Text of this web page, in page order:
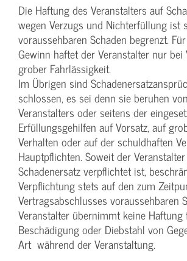
Die Haftung des Veranstalters auf
wegen Verzugs und Nichterfüllung ist
voraussehbaren Schaden begrenzt.
Gewinn haftet der Veranstalter nur bei
grober Fahrlässigkeit.
Im Übrigen sind
schlossen, es sei denn sie beruhen
Veranstalters oder seitens der
Erfüllungsgehilfen auf Vorsatz, auf
Verhalten oder auf der schuldhaften
Hauptpflichten. Soweit der
Schadenersatz verpflichtet ist,
Verpflichtung stets auf den zum
Vertragsabschlusses voraussehbaren
Veranstalter übernimmt keine Haftung
Beschädigung oder Diebstahl von
Art während der Veranstaltung.